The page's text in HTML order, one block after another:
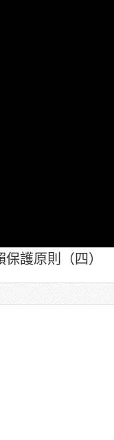
護原則（四）